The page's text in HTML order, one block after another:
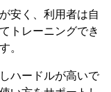
安く、利用者は自
トレーニングでき
。
ハードルが高いで